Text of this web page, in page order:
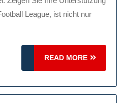
Sie
Mit
League, ist nicht nur
READ MORE
READ
MORE